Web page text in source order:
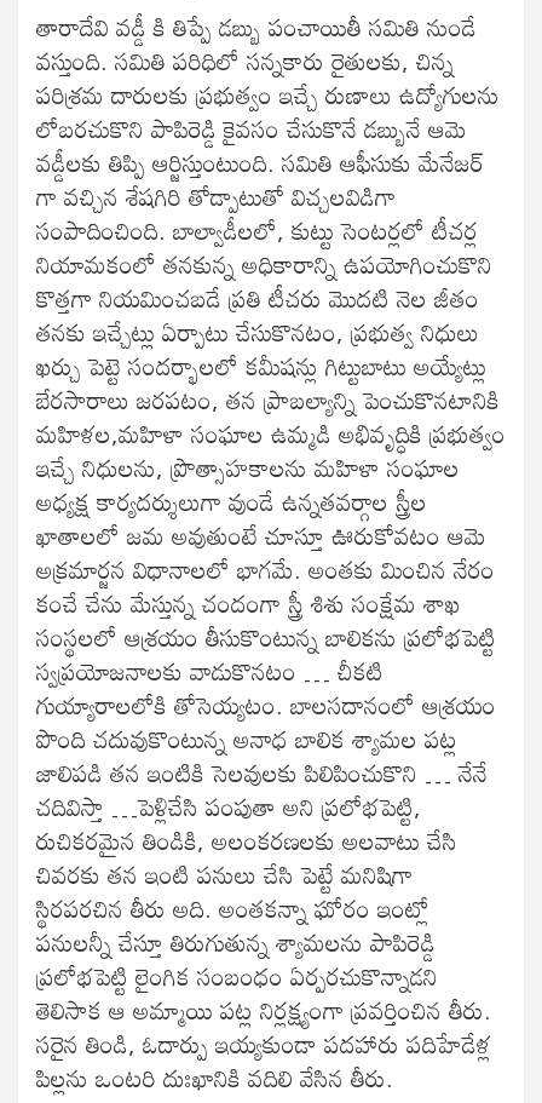
తారాదేవి వడ్డీ కి తిప్పే డబ్బు పంచాయితీ సమితి నుండే
వస్తుంది. సమితి పరిధిలో సన్నకారు రైతులకు, చిన్న
పరిశ్రమ దారులకు ప్రభుత్వం ఇచ్చే రుణాలు ఉద్యోగులను
లోబరచుకొని పాపిరెడ్డి కైవసం చేసుకొనే డబ్బునే ఆమె
వడ్డీలకు తిప్పి ఆర్జిస్తుంటుంది. సమితి ఆఫీసుకు మేనేజర్
గా వచ్చిన శేషగిరి తోడ్పాటుతో విచ్చలవిడిగా
సంపాదించింది. బాల్వాడీలలో, కుట్టు సెంటర్లలో టీచర్ల
నియామకంలో తనకున్న అధికారాన్ని ఉపయోగించుకొని
కొత్తగా నియమించబడే ప్రతి టీచరు మొదటి నెల జీతం
తనకు ఇచ్చేట్లు ఏర్పాటు చేసుకొనటం, ప్రభుత్వ నిధులు
ఖర్చు పెట్టె సందర్భాలలో కమీషన్లు గిట్టుబాటు అయ్యేట్లు
బేరసారాలు జరపటం, తన ప్రాబల్యాన్ని పెంచుకొనటానికి
మహిళల,మహిళా సంఘాల ఉమ్మడి అభివృద్ధికి ప్రభుత్వం
ఇచ్చే నిధులను, ప్రొత్సాహకాలను మహిళా సంఘాల
అధ్యక్ష కార్యదర్శులుగా వుండే ఉన్నతవర్గాల స్త్రీల
ఖాతాలలో జమ అవుతుంటే చూస్తూ ఊరుకోవటం ఆమె
అక్రమార్జన విధానాలలో భాగమే. అంతకు మించిన నేరం
కంచే చేను మేస్తున్న చందంగా స్త్రీ శిశు సంక్షేమ శాఖ
సంస్థలలో ఆశ్రయం తీసుకొంటున్న బాలికను ప్రలోభపెట్టి
స్వప్రయోజనాలకు వాడుకొనటం … చీకటి
గుయ్యారాలలోకి తోసెయ్యటం. బాలసదానంలో ఆశ్రయం
పొంది చదువుకొంటున్న అనాధ బాలిక శ్యామల పట్ల
జాలిపడి తన ఇంటికి సెలవులకు పిలిపించుకొని … నేనే
చదివిస్తా …పెళ్లిచేసి పంపుతా అని ప్రలోభపెట్టి,
రుచికరమైన తిండికి, అలంకరణలకు అలవాటు చేసి
చివరకు తన ఇంటి పనులు చేసి పెట్టే మనిషిగా
స్థిరపరచిన తీరు అది. అంతకన్నా ఘోరం ఇంట్లో
పనులన్నీ చేస్తూ తిరుగుతున్న శ్యామలను పాపిరెడ్డి
ప్రలోభపెట్టి లైంగిక సంబంధం ఏర్పరచుకొన్నాడని
తెలిసాక ఆ అమ్మాయి పట్ల నిర్లక్ష్యంగా ప్రవర్తించిన తీరు.
సరైన తిండి, ఓదార్పు ఇయ్యకుండా పదహారు పదిహేడేళ్ల
పిల్లను ఒంటరి దుఃఖానికి వదిలి వేసిన తీరు.